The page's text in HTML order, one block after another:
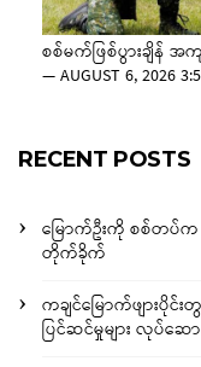
စစ်မက်ဖြစ်ပွားချိန်
—AUGUST 6, 2026
RECENT POSTS
မြောက်ဦးကို စစ်တပ်က
တိုက်ခိုက်
ကချင်မြောက်ဖျားပို
ပြင်ဆင်မှုများ လုပ်ဆေ